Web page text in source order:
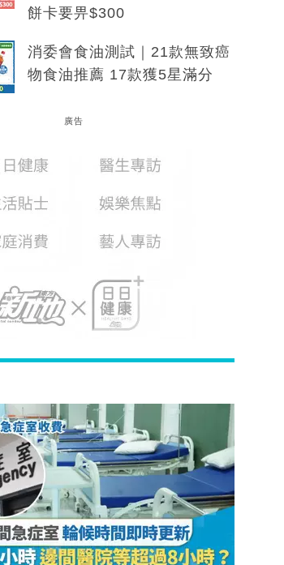
餅卡要畀$300
消委會食油測試｜21款無致癌
物食油推薦 17款獲5星滿分
廣告